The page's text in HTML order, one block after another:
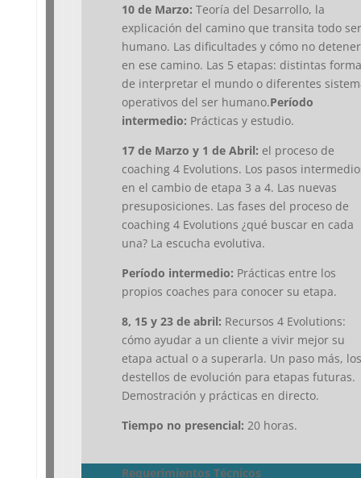
10 de Marzo: Teoría del Desarrollo, la
explicación del camino que transita todo ser
humano. Las dificultades y cómo no
en ese camino. Las 5 etapas: distintas
de interpretar el mundo o diferentes
operativos del ser humano.Período
intermedio: Prácticas y estudio.
17 de Marzo y 1 de Abril: el proceso de
coaching 4 Evolutions. Los pasos
en el cambio de etapa 3 a 4. Las nuevas
presuposiciones. Las fases del proceso de
coaching 4 Evolutions ¿qué buscar en cada
una? La escucha evolutiva.
Período intermedio: Prácticas entre los
propios coaches para conocer su etapa.
8, 15 y 23 de abril: Recursos 4 Evolutions:
cómo ayudar a un cliente a vivir mejor su
etapa actual o a superarla. Un paso más, los
destellos de evolución para etapas futuras.
Demostración y prácticas en directo.
Tiempo no presencial: 20 horas.
Requerimientos Técnicos